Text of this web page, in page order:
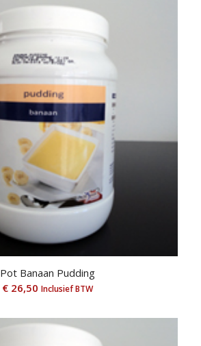
Pot Banaan Pudding
€ 26,50 Inclusief BTW